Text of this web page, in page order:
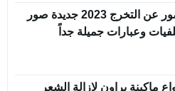
صور عن التخرج 2023 جديدة صور
وعبارات جميلة جداً
ماكينة براون لازالة الشعر